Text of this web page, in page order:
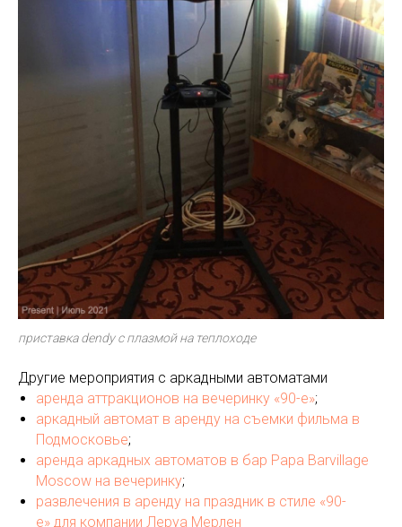
приставка dendy с плазмой на теплоходе
Другие мероприятия с аркадными автоматами
аренда аттракционов на вечеринку «90-е»;
аркадный автомат в аренду на съемки фильма в
Подмосковье;
аренда аркадных автоматов в бар Papa Barvillage
Moscow на вечеринку;
развлечения в аренду на праздник в стиле «90-
е» для компании Леруа Мерлен